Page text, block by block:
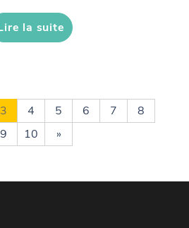
la suite
3 4 5 6 7
8
9
10 »